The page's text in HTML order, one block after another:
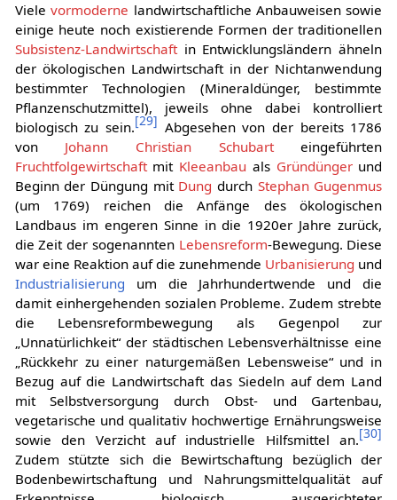
Vielevormoderne landwirtschaftliche Anbauweisen sowie
einige heute noch existierende Formen der traditionellen
Subsistenz-Landwirtschaftin Entwicklungsländern ähneln
der ökologischen Landwirtschaft in der Nichtanwendung
bestimmter Technologien (Mineraldünger, bestimmte
Pflanzenschutzmittel), jeweils ohne dabei kontrolliert
biologisch zu sein.[29] Abgesehen von der bereits 1786
von Johann Christian Schubarteingeführten
Fruchtfolgewirtschaftmit Kleeanbau als Gründüngerund
Beginn der Düngung mit Dung durch Stephan Gugenmus
(um 1769) reichen die Anfänge des ökologischen
Landbaus im engeren Sinne in die 1920er Jahre zurück,
die Zeit der sogenannten Lebensreform-Bewegung. Diese
war eine Reaktion auf die zunehmende Urbanisierung und
Industrialisierung um die Jahrhundertwende und die
damit einhergehenden sozialen Probleme. Zudem strebte
die Lebensreformbewegung als Gegenpol zur
„Unnatürlichkeit“ der städtischen Lebensverhältnisse eine
„Rückkehr zu einer naturgemäßen Lebensweise“ und in
Bezug auf die Landwirtschaft das Siedeln auf dem Land
mit Selbstversorgung durch Obst- und Gartenbau,
vegetarische und qualitativ hochwertige Ernährungsweise
sowie den Verzicht auf industrielle Hilfsmittel an.[30]
Zudem stützte sich die Bewirtschaftung bezüglich der
Bodenbewirtschaftung und Nahrungsmittelqualität auf